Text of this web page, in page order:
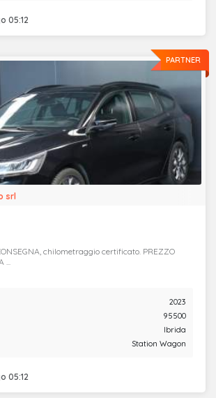
05:12
PARTNER
05:12
srl
chilometraggio certificato. PREZZO
...
2023
95500
Ibrida
Station Wagon